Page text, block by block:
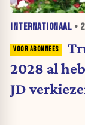
INTERNATIONAAL •
2028 al
JD